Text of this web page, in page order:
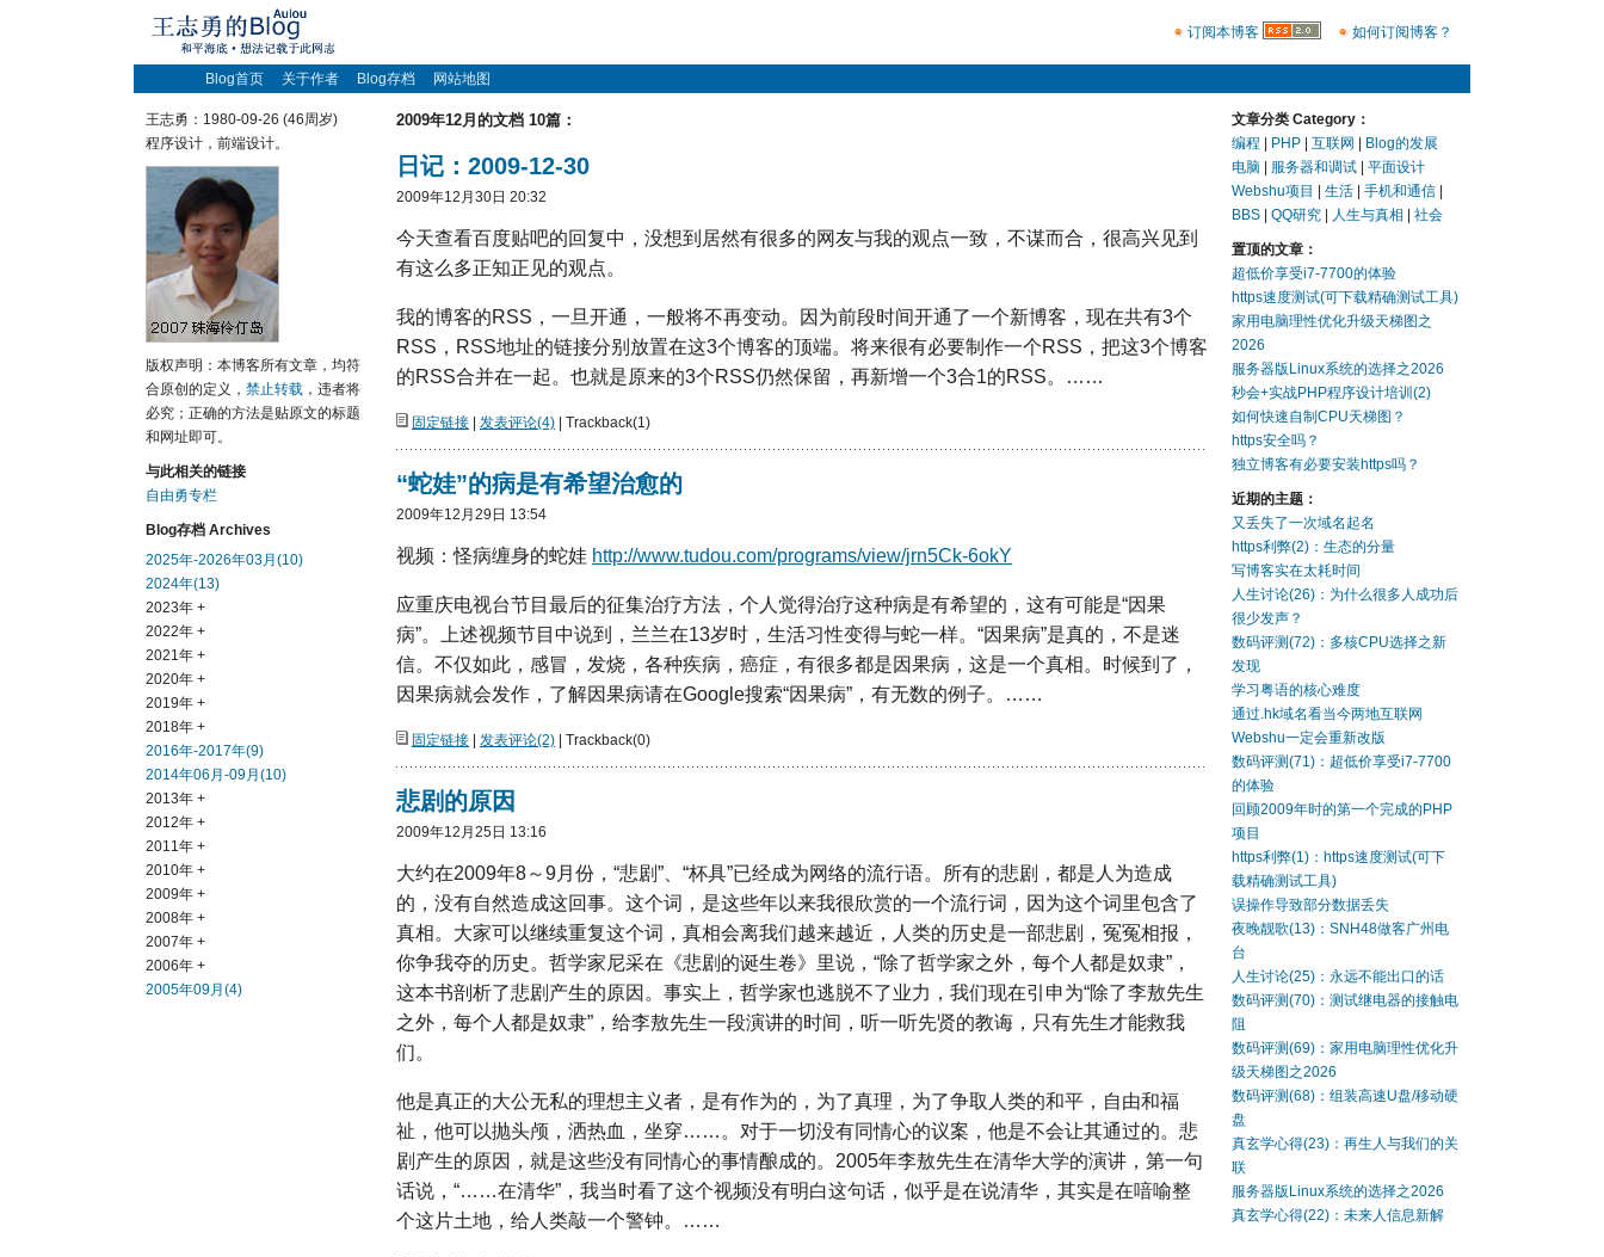
订阅本博客 如何订阅博客？
Blog首页 关于作者 Blog存档 网站地图
2009年12月的文档 10篇：
日记：2009-12-30
2009年12月30日 20:32
今天查看百度贴吧的回复中，没想到居然有很多的网友与我的观点一致，不谋而合，很高兴见到
有这么多正知正见的观点。
我的博客的RSS，一旦开通，一般将不再变动。因为前段时间开通了一个新博客，现在共有3个
RSS，RSS地址的链接分别放置在这3个博客的顶端。将来很有必要制作一个RSS，把这3个博客
的RSS合并在一起。也就是原来的3个RSS仍然保留，再新增一个3合1的RSS。……
固定链接 发表评论(4) | Trackback(1)
“蛇娃”的病是有希望治愈的
2009年12月29日 13:54
视频：怪病缠身的蛇娃 http://www.tudou.com/programs/view/jrn5Ck-6okY
应重庆电视台节目最后的征集治疗方法，个人觉得治疗这种病是有希望的，这有可能是“因果
病”。上述视频节目中说到，兰兰在13岁时，生活习性变得与蛇一样。“因果病”是真的，不是迷
信。不仅如此，感冒，发烧，各种疾病，癌症，有很多都是因果病，这是一个真相。时候到了，
因果病就会发作，了解因果病请在Google搜索“因果病”，有无数的例子。……
固定链接 发表评论(2) | Trackback(0)
悲剧的原因
2009年12月25日 13:16
大约在2009年8～9月份，“悲剧”、“杯具”已经成为网络的流行语。所有的悲剧，都是人为造成
的，没有自然造成这回事。这个词，是这些年以来我很欣赏的一个流行词，因为这个词里包含了
真相。大家可以继续重复这个词，真相会离我们越来越近，人类的历史是一部悲剧，冤冤相报，
你争我夺的历史。哲学家尼采在《悲剧的诞生卷》里说，“除了哲学家之外，每个人都是奴隶”，
这本书剖析了悲剧产生的原因。事实上，哲学家也逃脱不了业力，我们现在引申为“除了李敖先生
之外，每个人都是奴隶”，给李敖先生一段演讲的时间，听一听先贤的教诲，只有先生才能救我
们。
他是真正的大公无私的理想主义者，是有作为的，为了真理，为了争取人类的和平，自由和福
祉，他可以抛头颅，洒热血，坐穿……。对于一切没有同情心的议案，他是不会让其通过的。悲
剧产生的原因，就是这些没有同情心的事情酿成的。2005年李敖先生在清华大学的演讲，第一句
话说，“……在清华”，我当时看了这个视频没有明白这句话，似乎是在说清华，其实是在喑喻整
个这片土地，给人类敲一个警钟。……
文章分类 Category：
编程
PHP 互联网
Blog的发展
电脑
服务器和调试
平面设计
Webshu项目
生活 手机和通信
BBS
QQ研究 人生与真相 社会
置顶的文章：
超低价享受i7-7700的体验
https速度测试(可下载精确测试工具)
家用电脑理性优化升级天梯图之
2026
服务器版Linux系统的选择之2026
秒会+实战PHP程序设计培训(2)
如何快速自制CPU天梯图？
https安全吗？
独立博客有必要安装https吗？
近期的主题：
又丢失了一次域名起名
https利弊(2)：生态的分量
写博客实在太耗时间
人生讨论(26)：为什么很多人成功后
很少发声？
数码评测(72)：多核CPU选择之新
发现
学习粤语的核心难度
通过.hk域名看当今两地互联网
Webshu一定会重新改版
数码评测(71)：超低价享受i7-7700
的体验
回顾2009年时的第一个完成的PHP
项目
https利弊(1)：https速度测试(可下
载精确测试工具)
误操作导致部分数据丢失
夜晚靓歌(13)：SNH48做客广州电
台
人生讨论(25)：永远不能出口的话
数码评测(70)：测试继电器的接触电
阻
数码评测(69)：家用电脑理性优化升
级天梯图之2026
数码评测(68)：组装高速U盘/移动硬
盘
真玄学心得(23)：再生人与我们的关
联
服务器版Linux系统的选择之2026
真玄学心得(22)：未来人信息新解
王志勇：1980-09-26 (46周岁)
程序设计，前端设计。
版权声明：本博客所有文章，均符
合原创的定义， 禁止转载 ，违者将
必究；正确的方法是贴原文的标题
和网址即可。
与此相关的链接
自由勇专栏
Blog存档 Archives
2025年-2026年03月(10)
2024年(13)
2023年 +
2022年 +
2021年 +
2020年 +
2019年 +
2018年 +
2016年-2017年(9)
2014年06月-09月(10)
2013年 +
2012年 +
2011年 +
2010年 +
2009年 +
2008年 +
2007年 +
2006年 +
2005年09月(4)